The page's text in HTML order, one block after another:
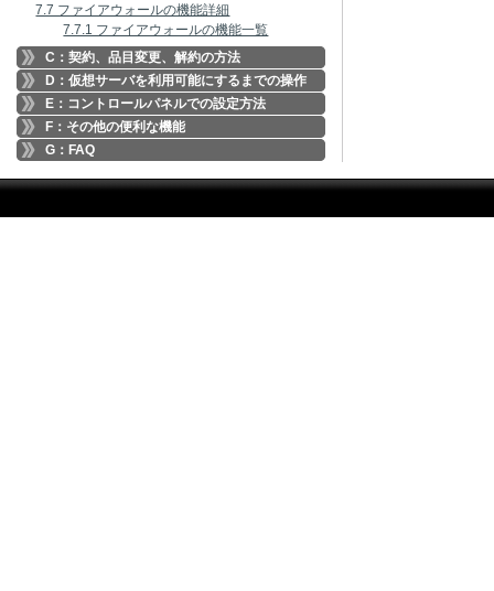
7.7 ファイアウォールの機能詳細
7.7.1 ファイアウォールの機能一覧
C：契約、品目変更、解約の方法
D：仮想サーバを利用可能にするまでの操作
E：コントロールパネルでの設定方法
F：その他の便利な機能
G：FAQ